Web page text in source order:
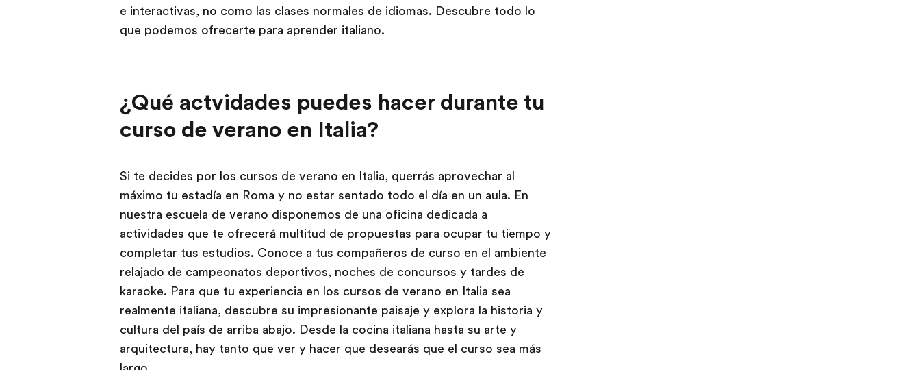
e interactivas, no como las clases normales de idiomas. Descubre todo lo
que podemos ofrecerte para aprender italiano.
¿Qué actvidades puedes hacer durante tu
curso de verano en Italia?
Si te decides por los cursos de verano en Italia, querrás aprovechar al
máximo tu estadía en Roma y no estar sentado todo el día en un aula. En
nuestra escuela de verano disponemos de una oficina dedicada a
actividades que te ofrecerá multitud de propuestas para ocupar tu tiempo y
completar tus estudios. Conoce a tus compañeros de curso en el ambiente
relajado de campeonatos deportivos, noches de concursos y tardes de
karaoke. Para que tu experiencia en los cursos de verano en Italia sea
realmente italiana, descubre su impresionante paisaje y explora la historia y
cultura del país de arriba abajo. Desde la cocina italiana hasta su arte y
arquitectura, hay tanto que ver y hacer que desearás que el curso sea más